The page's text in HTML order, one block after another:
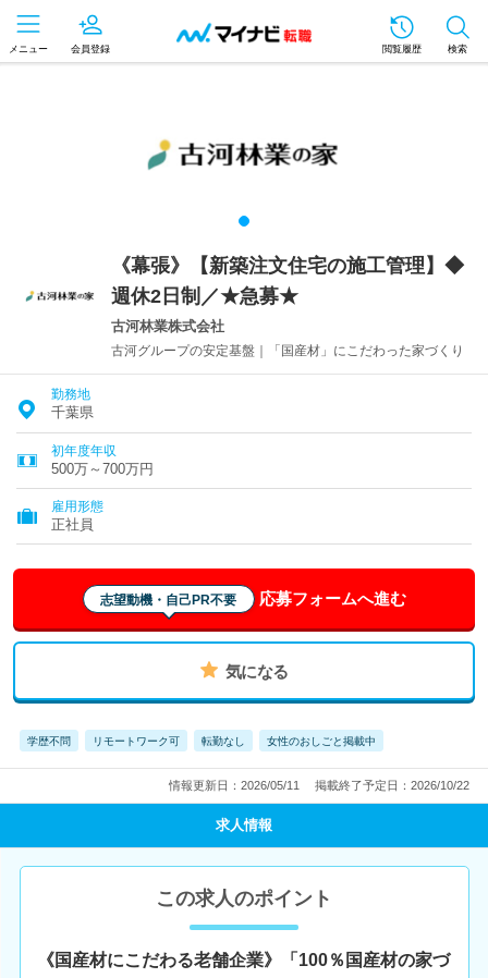
メニュー 会員登録 閲覧履歴 検索
《幕張》【新築注文住宅の施工管理】◆
週休2日制／★急募★
古河林業株式会社
古河グループの安定基盤｜「国産材」にこだわった家づくり
勤務地
千葉県
初年度年収
500万～700万円
雇用形態
正社員
志望動機・自己PR不要 応募フォームへ進む
気になる
学歴不問 リモートワーク可 転勤なし 女性のおしごと掲載中
情報更新日：2026/05/11 掲載終了予定日：2026/10/22
求人情報
この求人のポイント
《国産材にこだわる老舗企業》「100％国産材の家づ